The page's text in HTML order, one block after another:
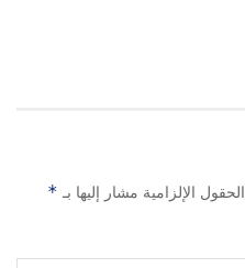
الحقول الإلزامية مشار إليها بـ *